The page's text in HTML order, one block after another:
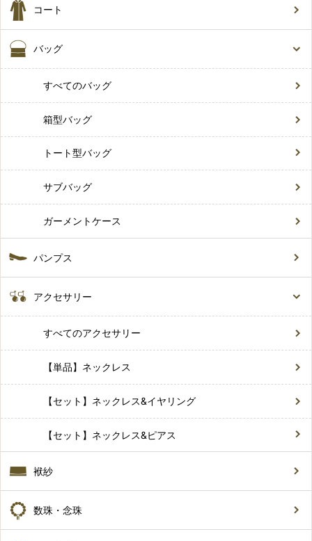
コート
バッグ
すべてのバッグ
箱型バッグ
トート型バッグ
サブバッグ
ガーメントケース
パンプス
アクセサリー
すべてのアクセサリー
【単品】ネックレス
【セット】ネックレス&イヤリング
【セット】ネックレス&ピアス
袱紗
数珠・念珠